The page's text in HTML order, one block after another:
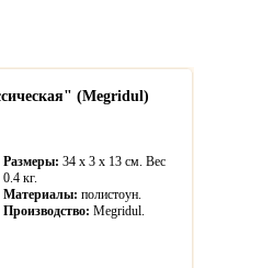
(Megridul)
Размеры: 34 x 3 x 13 см. Вес
0.4 кг.
Материалы: полистоун.
Производство: Megridul.